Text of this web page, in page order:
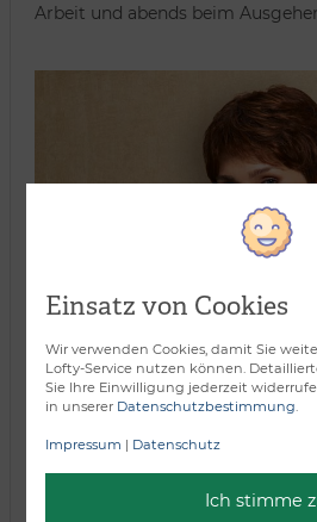
Arbeit und abends beim
Verarbeitungsart:
Einsatz von Cookies
Wir verwenden Cookies, damit Sie
Lofty-Service nutzen können.
Sie Ihre Einwilligung jederzeit
in unserer Datenschutzbestimmung.
Impressum | Datenschutz
Ich stimme